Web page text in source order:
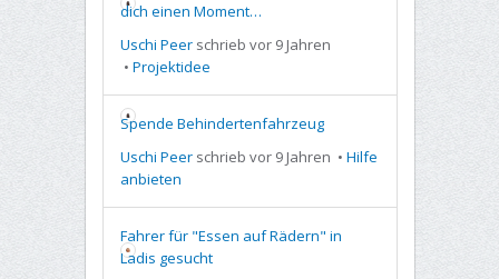
dich einen Moment…
Uschi Peerschrieb vor 9 Jahren
• Projektidee
Spende Behindertenfahrzeug
Uschi Peerschrieb vor 9 Jahren • Hilfe
anbieten
Fahrer für "Essen auf Rädern" in
Ladis gesucht